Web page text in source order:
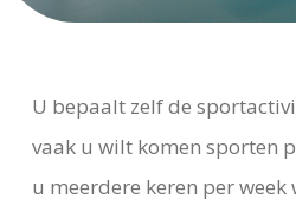
U bepaalt zelf de
vaak u wilt komen sporten
u meerdere keren per week